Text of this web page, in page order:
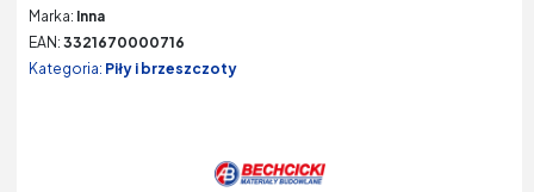
Marka: Inna
EAN: 3321670000716
Kategoria: Piły i brzeszczoty